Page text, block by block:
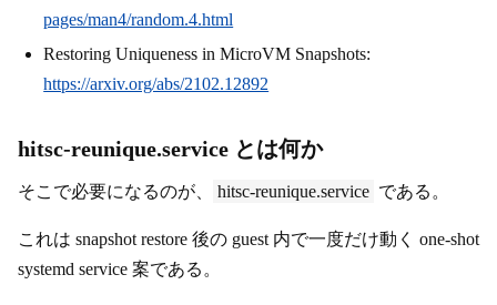
pages/man4/random.4.html
Restoring Uniqueness in MicroVM Snapshots:
https://arxiv.org/abs/2102.12892
hitsc-reunique.service とは何か
そこで必要になるのが、 hitsc-reunique.service である。
これは snapshot restore 後の guest 内で一度だけ動く one-shot
systemd service 案である。